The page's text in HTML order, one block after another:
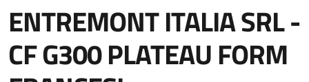
ENTREMONT ITALIA SRL-
CF G300 PLATEAU FORM